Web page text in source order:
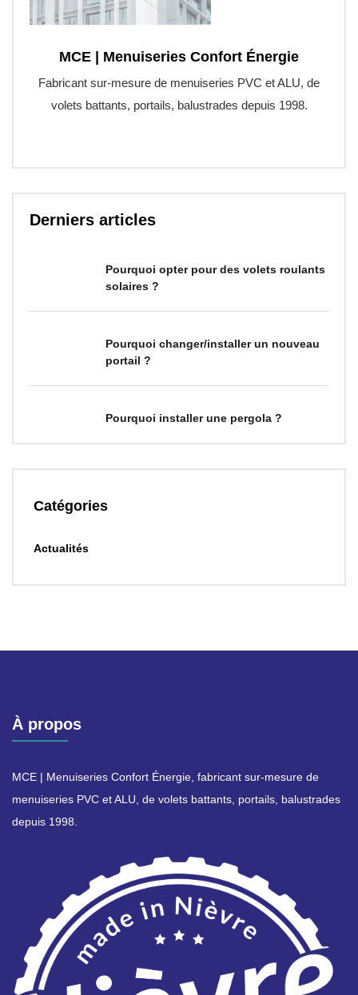
MCE | Menuiseries Confort Énergie
Fabricant sur-mesure de menuiseries PVC et ALU, de
volets battants, portails, balustrades depuis 1998.
Derniers articles
Pourquoi opter pour des volets roulants
solaires ?
Pourquoi changer/installer un nouveau
portail ?
Pourquoi installer une pergola ?
Catégories
Actualités
À propos
MCE | Menuiseries Confort Énergie, fabricant sur-mesure de
menuiseries PVC et ALU, de volets battants, portails, balustrades
depuis 1998.